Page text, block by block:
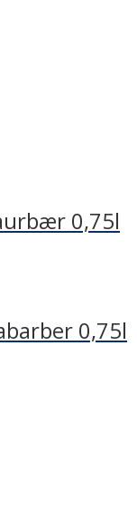
0,75l
0,75l